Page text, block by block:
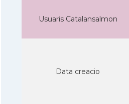
Usuaris Catalansalmon
Data creacio